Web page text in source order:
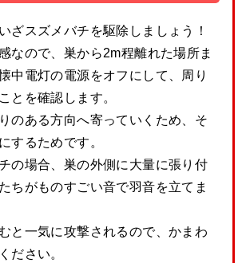
ざスズメバチを駆除しましょう！
なので、巣から2m程離れた場所ま
中電灯の電源をオフにして、周り
とを確認します。
のある方向へ寄っていくため、そ
するためです。
の場合、巣の外側に大量に張り付
ちがものすごい音で羽音を立てま
と一気に攻撃されるので、かまわ
ださい。